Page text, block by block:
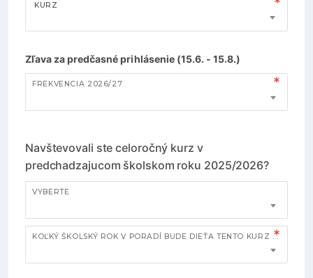
KURZ
Zľava za predčasné prihlásenie (15.6. - 15.8.)
FREKVENCIA 2026/27
Navštevovali ste celoročný kurz v
predchadzajucom školskom roku 2025/2026?
VYBERTE
KOĽKÝ ŠKOLSKÝ ROK V PORADÍ BUDE DIEŤA TENTO KURZ NAVŠTEVOVAŤ?